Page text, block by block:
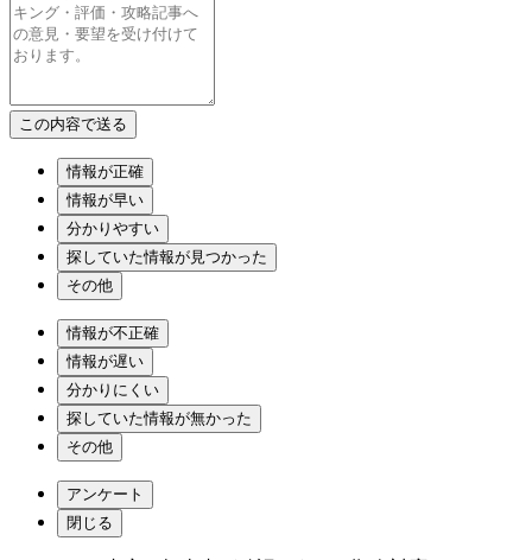
情報が正確
情報が早い
分かりやすい
探していた情報が見つかった
その他
情報が不正確
情報が遅い
分かりにくい
探していた情報が無かった
その他
アンケート
閉じる